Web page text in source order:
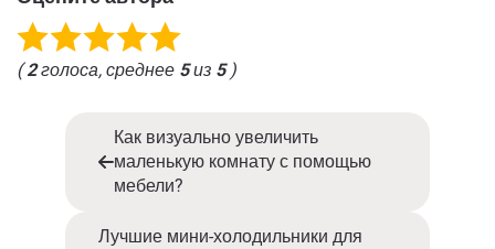
(2голоса, среднее 5из 5)
Как визуально увеличить
маленькую комнату с помощью
мебели?
Лучшие мини-холодильники для